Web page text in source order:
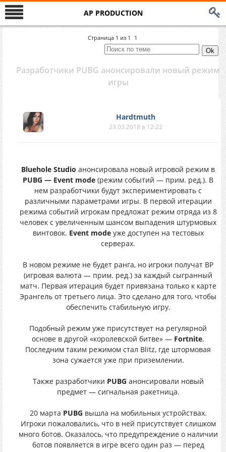
AP PRODUCTION
Страница 1 из 1 1
Разработчики PUBG анонсировали новый режим
игры
Hardtmuth
23.03.2018 в 12:22
Bluehole Studio анонсировала новый игровой режим в
PUBG — Event mode (режим событий — прим. ред.). В
нем разработчики будут экспериментировать с
различными параметрами игры. В первой итерации
режима событий игрокам предложат режим отряда из 8
человек с увеличенным шансом выпадения штурмовых
винтовок. Event modeуже доступен на тестовых
серверах.
В новом режиме не будет ранга, но игроки получат BP
(игровая валюта — прим. ред.) за каждый сыгранный
матч. Первая итерация будет привязана только к карте
Эрангель от третьего лица. Это сделано для того, чтобы
обеспечить стабильную игру.
Подобный режим уже присутствует на регулярной
основе в другой «королевской битве» — Fortnite.
Последним таким режимом стал Blitz, где штормовая
зона сужается уже при приземлении.
Также разработчики PUBG анонсировали новый
предмет — сигнальная ракетница.
20 марта PUBG вышла на мобильных устройствах.
Игроки пожаловались, что в ней присутствует слишком
много ботов. Оказалось, что предупреждение о наличии
ботов появляется в игре всего один раз — перед